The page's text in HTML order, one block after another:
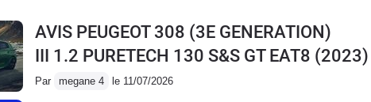
AVIS PEUGEOT 308 (3E GENERATION)
III 1.2 PURETECH 130 S&S GT EAT8 (2023)
Par megane 4 le 11/07/2026